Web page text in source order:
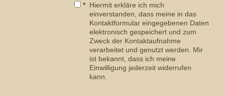
* Hiermit erkläre ich mich
einverstanden, dass meine in das
Kontaktformular eingegebenen Daten
elektronisch gespeichert und zum
Zweck der Kontaktaufnahme
verarbeitet und genutzt werden. Mir
ist bekannt, dass ich meine
Einwilligung jederzeit widerrufen
kann.